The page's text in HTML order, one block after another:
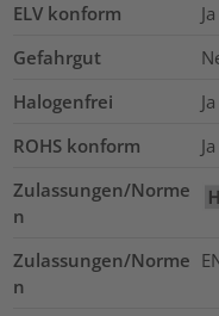
ELV konform
Ja
Gefahrgut
Halogenfrei
Ja
ROHS konform
Ja
Zulassungen/Norme
n
Zulassungen/Norme
n